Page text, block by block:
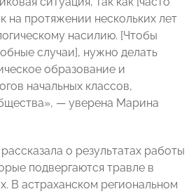
на протяжении нескольких лет
насилию. [Чтобы
случаи], нужно делать
образование и
начальных классов,
— уверена Марина
о результатах работы
подвергаются травле в
В астраханском региональном